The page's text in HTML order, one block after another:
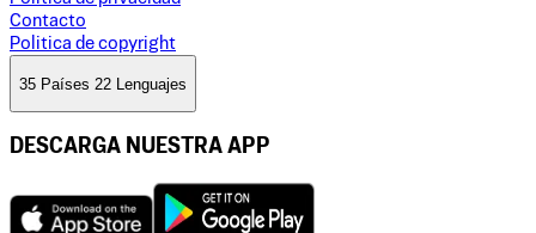
Contacto
Politica de copyright
35 Países 22 Lenguajes
DESCARGA NUESTRA APP